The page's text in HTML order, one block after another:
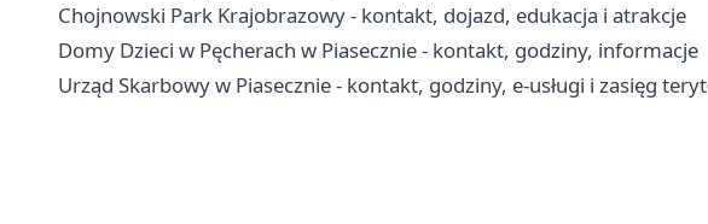
Chojnowski Park Krajobrazowy - kontakt, dojazd, edukacja i atrakcje
Domy Dzieci w Pęcherach w Piasecznie - kontakt, godziny, informacje
Urząd Skarbowy w Piasecznie - kontakt, godziny, e-usługi i zasięg